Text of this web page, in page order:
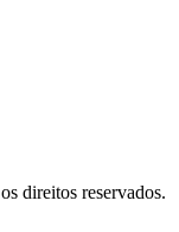
direitos reservados.